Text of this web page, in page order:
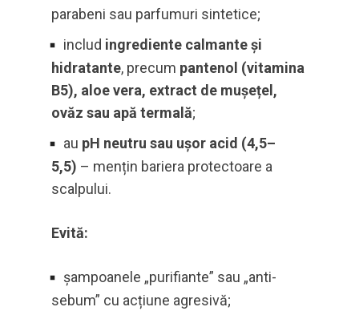
parabeni sau parfumuri sintetice;
includ ingrediente calmante și
hidratante, precum pantenol (vitamina
B5), aloe vera, extract de mușețel,
ovăz sau apă termală;
au pH neutru sau ușor acid (4,5–
5,5) – mențin bariera protectoare a
scalpului.
Evită:
șampoanele „purifiante” sau „anti-
sebum” cu acțiune agresivă;